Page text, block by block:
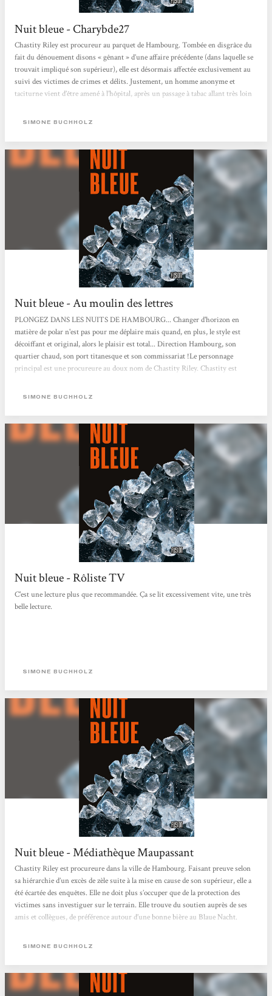
Nuit bleue - Charybde27
Chastity Riley est procureur au parquet de Hambourg. Tombée en disgrâce du
fait du dénouement disons « gênant » d’une affaire précédente (dans laquelle se
trouvait impliqué son supérieur), elle est désormais affectée exclusivement au
suivi des victimes de crimes et délits. Justement, un homme anonyme et
taciturne vient d’être amené à l’hôpital, après un passage à tabac allant très loin
à nouer une forme...
SIMONE BUCHHOLZ
Nuit bleue - Au moulin des lettres
PLONGEZ DANS LES NUITS DE HAMBOURG... Changer d'horizon en
matière de polar n'est pas pour me déplaire mais quand, en plus, le style est
décoiffant et original, alors le plaisir est total... Direction Hambourg, son
quartier chaud, son port titanesque et son commissariat !Le personnage
principal est une procureure au doux nom de Chastity Riley. Chastity est
lève le coude à un rythme soutenu et quotidien. Entre 3 bières et 2 vodkas, elle
dérouiller au point de se retrouver à...
SIMONE BUCHHOLZ
Nuit bleue - Rôliste TV
C'est une lecture plus que recommandée. Ça se lit excessivement vite, une très
belle lecture.
SIMONE BUCHHOLZ
Nuit bleue - Médiathèque Maupassant
Chastity Riley est procureure dans la ville de Hambourg. Faisant preuve selon
sa hiérarchie d’un excès de zèle suite à la mise en cause de son supérieur, elle a
été écartée des enquêtes. Elle ne doit plus s’occuper que de la protection des
victimes sans investiguer sur le terrain. Elle trouve du soutien auprès de ses
amis et collègues, de préférence autour d’une bonne bière au Blaue Nacht.
coupé se présente, elle comprend rapidement qu’il ne s’agit...
SIMONE BUCHHOLZ